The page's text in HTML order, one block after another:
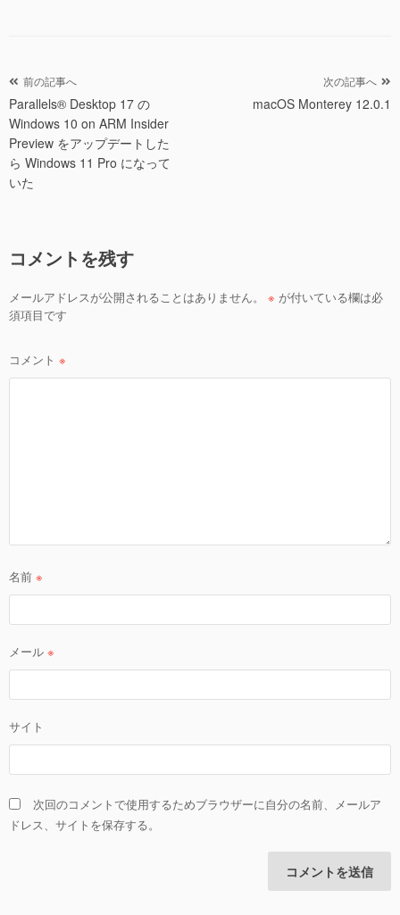
投
稿
ナ
ビ
ゲ
ョ
前の記事へ
Parallels® Desktop 17 の
Windows 10 on ARM Insider
Preview をアップデートした
ら Windows 11 Pro になって
いた
次の記事へ
macOS Monterey 12.0.1
コメントを残す
メールアドレスが公開されることはありません。 ※ が付いている欄は必
須項目です
コメント ※
名前 ※
メール ※
サイト
次回のコメントで使用するためブラウザーに自分の名前、メールア
ドレス、サイトを保存する。